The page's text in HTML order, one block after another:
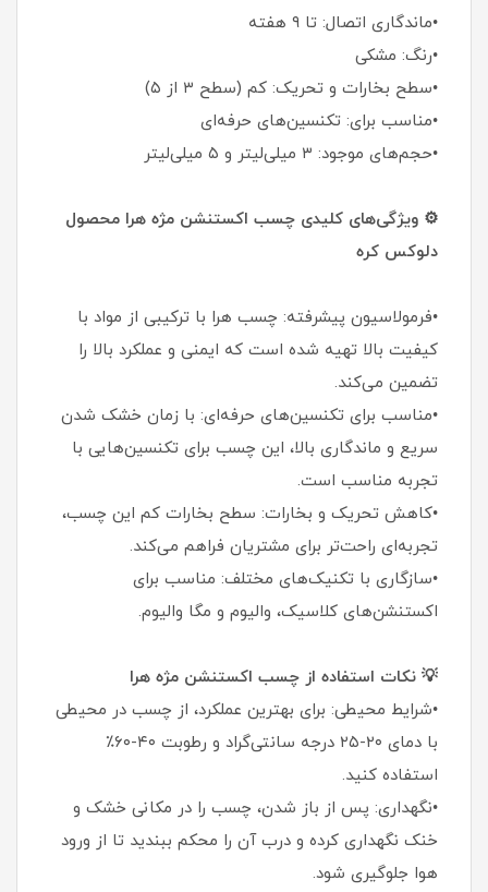
•ماندگاری اتصال: تا ۹ هفته
•رنگ: مشکی
•سطح بخارات و تحریک: کم (سطح ۳ از ۵)
•مناسب برای: تکنسین‌های حرفه‌ای
•حجم‌های موجود: ۳ میلی‌لیتر و ۵ میلی‌لیتر
⚙ ویژگی‌های کلیدی چسب اکستنشن مژه هرا محصول
دلوکس کره
•فرمولاسیون پیشرفته: چسب هرا با ترکیبی از مواد با
کیفیت بالا تهیه شده است که ایمنی و عملکرد بالا را
تضمین می‌کند.
•مناسب برای تکنسین‌های حرفه‌ای: با زمان خشک شدن
سریع و ماندگاری بالا، این چسب برای تکنسین‌هایی با
تجربه مناسب است.
•کاهش تحریک و بخارات: سطح بخارات کم این چسب،
تجربه‌ای راحت‌تر برای مشتریان فراهم می‌کند.
•سازگاری با تکنیک‌های مختلف: مناسب برای
اکستنشن‌های کلاسیک، والیوم و مگا والیوم.
💡 نکات استفاده از چسب اکستنشن مژه هرا
•شرایط محیطی: برای بهترین عملکرد، از چسب در محیطی
با دمای ۲۰-۲۵ درجه سانتی‌گراد و رطوبت ۴۰-۶۰٪
استفاده کنید.
•نگهداری: پس از باز شدن، چسب را در مکانی خشک و
خنک نگهداری کرده و درب آن را محکم ببندید تا از ورود
هوا جلوگیری شود.